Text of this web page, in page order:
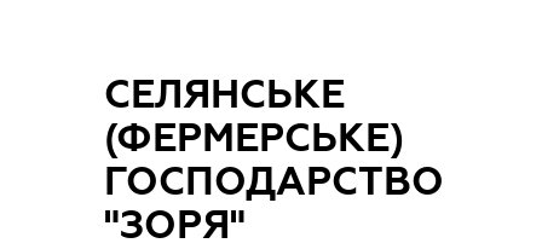
СЕЛЯНСЬКЕ
(ФЕРМЕРСЬКЕ)
ГОСПОДАРСТВО
"ЗОРЯ"